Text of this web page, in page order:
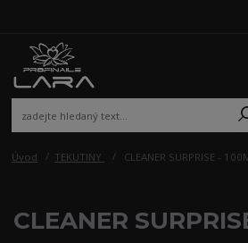
Úvod TEKUTINY CLEANER SURPRISE -
CLEANER